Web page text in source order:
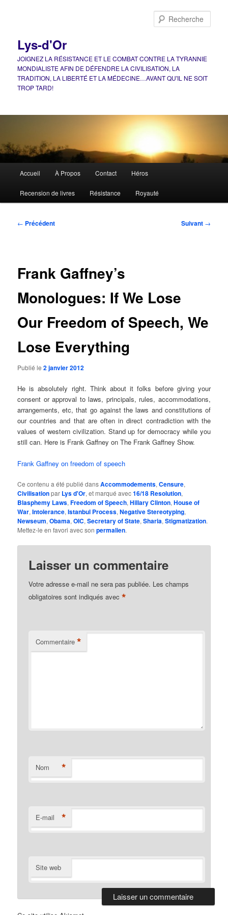
Lys-d'Or
JOIGNEZ LA RÉSISTANCE ET LE COMBAT CONTRE LA TYRANNIE
MONDIALISTE AFIN DE DÉFENDRE LA CIVILISATION, LA
TRADITION, LA LIBERTÉ ET LA MÉDECINE…AVANT QU'IL NE SOIT
TROP TARD!
principal
Accueil À Propos Contact Héros
Recension de livres Résistance Royauté
Navigation
← Précédent Suivant →
Frank Gaffney’s
Monologues: If We Lose
Our Freedom of Speech, We
Lose Everything
Publié le2 janvier 2012
He is absolutely right. Think about it folks before giving your
consent or approval to laws, principals, rules, accommodations,
arrangements, etc, that go against the laws and constitutions of
our countries and that are often in direct contradiction with the
values of western civilization. Stand up for democracy while you
still can. Here is Frank Gaffney on The Frank Gaffney Show.
Frank Gaffney on freedom of speech
Ce contenu a été publié dansAccommodements,Censure,
Civilisationpar Lys d'Or, et marqué avec16/18 Resolution,
Blasphemy Laws,Freedom of Speech,Hillary Clinton,House of
War,Intolerance,Istanbul Process,Negative Stereotyping,
Newseum,Obama,OIC,Secretary of State,Sharia,Stigmatization.
Mettez-le en favori avec sonpermalien.
Laisser un commentaire
Votre adresse e-mail ne sera pas publiée. Les champs
obligatoires sont indiqués avec*
Commentaire *
Nom *
E-mail *
Site web